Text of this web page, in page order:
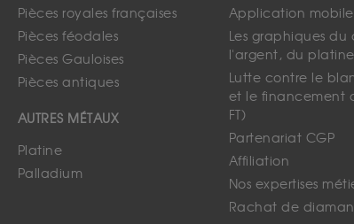
Pièces royales françaises
Pièces féodales
Pièces Gauloises
Pièces antiques
AUTRES MÉTAUX
Platine
Palladium
Application mobile
Les graphiques du
l'argent, du
Lutte contre le
et le financement
FT)
Partenariat CGP
Affiliation
Nos expertises
Rachat de